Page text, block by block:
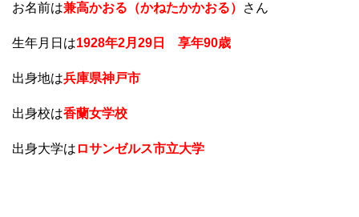
お名前は兼高かおる（かねたかかおる） さん
生年月日は1928年2月29日 享年90歳
出身地は兵庫県神戸市
出身校は香蘭女学校
出身大学は ロサンゼルス市立大学